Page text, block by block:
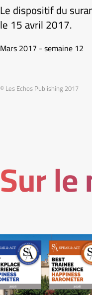
Le dispositif du
le 15 avril 2017.
Mars 2017 - semaine 12
© Les Echos Publishing 2017
Sur